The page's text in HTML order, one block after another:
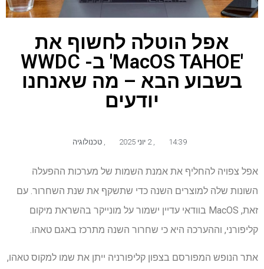
אפל הוטלה לחשוף את
'MacOS TAHOE' ב- WWDC
בשבוע הבא – מה שאנחנו
יודעים
14:39 טכנולוגיה
אפל צפויה להחליף את אמנת השמות של מערכות ההפעלה
השונות שלה למוצרים השנה כדי שתשקף את שנת השחרור. עם
זאת, MacOS בוודאי עדיין ישמור על מונייקר בהשראת מיקום
קליפורני, וההערכה היא כי שחרור השנה מתרכז באגם טאהו.
אתר הנופש המפורסם בצפון קליפורניה ייתן את שמו למקוס טאהו,